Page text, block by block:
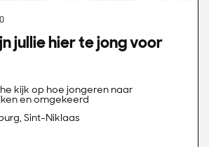
jullie hier te jong voor
kijk op hoe jongeren naar
en omgekeerd
Sint-Niklaas